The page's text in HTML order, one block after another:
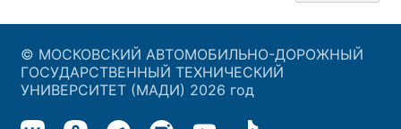
© МОСКОВСКИЙ АВТОМОБИЛЬНО-ДОРОЖНЫЙ
ГОСУДАРСТВЕННЫЙ ТЕХНИЧЕСКИЙ
УНИВЕРСИТЕТ (МАДИ) 2026 год